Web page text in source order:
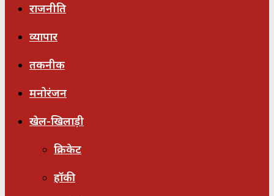
राजनीति
व्यापार
तकनीक
मनोरंजन
खेल-खिलाड़ी
क्रिकेट
हॉकी